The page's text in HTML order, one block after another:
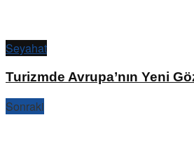
Seyahat
Turizmde Avrupa’nın Yeni
Sonraki